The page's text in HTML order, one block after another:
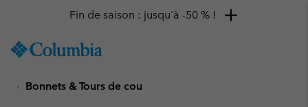
TO
SKIP
Fin de saison : jusqu'à -50 % !
Bonnets & Tours de cou